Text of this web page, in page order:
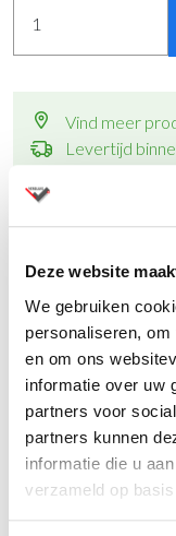
Deze website
We gebruiken
personaliseren,
en om ons
informatie over uw
partners voor
partners kunnen
informatie die u
verzameld op
Vind meer
Levertijd
Al ruim 80
Montage op
Specificaties